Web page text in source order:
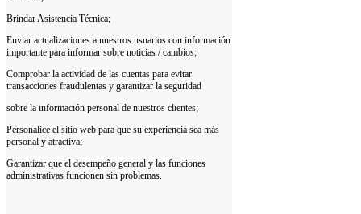
Brindar Asistencia Técnica;
Enviar actualizaciones a nuestros usuarios con información
importante para informar sobre noticias / cambios;
Comprobar la actividad de las cuentas para evitar
transacciones fraudulentas y garantizar la seguridad
sobre la información personal de nuestros clientes;
Personalice el sitio web para que su experiencia sea más
personal y atractiva;
Garantizar que el desempeño general y las funciones
administrativas funcionen sin problemas.